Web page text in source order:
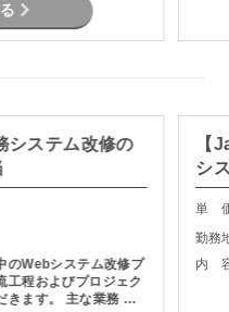
システム改修の
のWebシステム改修プ
工程およびプロジェク
主な業務 ・
【
シ
単
勤務
内